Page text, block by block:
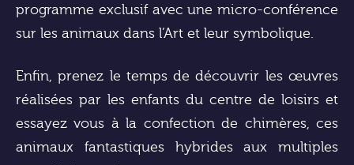
programme exclusif avec une micro-conférence
sur les animaux dans l’Art et leur symbolique.
Enfin, prenez le temps de découvrir les œuvres
réalisées par les enfants du centre de loisirs et
essayez vous à la confection de chimères, ces
animaux fantastiques hybrides aux multiples